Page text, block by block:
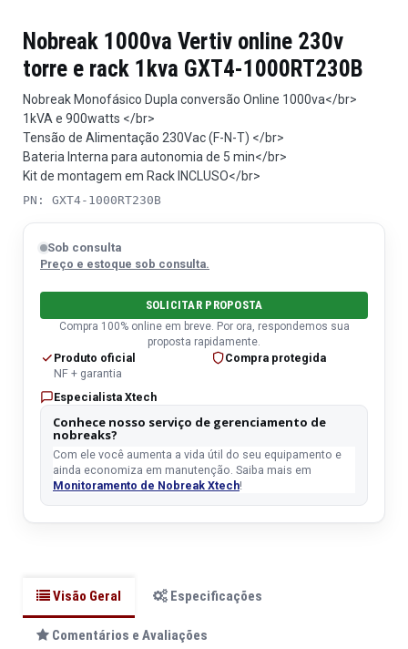
Nobreak 1000va Vertiv online 230v
torre e rack 1kva GXT4-1000RT230B
Nobreak Monofásico Dupla conversão Online 1000va</br>
1kVA e 900watts </br>
Tensão de Alimentação 230Vac (F-N-T) </br>
Bateria Interna para autonomia de 5 min</br>
Kit de montagem em Rack INCLUSO</br>
PN: GXT4-1000RT230B
Sob consulta
Preço e estoque sob consulta.
SOLICITAR PROPOSTA
Compra 100% online em breve. Por ora, respondemos sua
proposta rapidamente.
Produto oficial
NF + garantia
Compra protegida
Especialista Xtech
Conhece nosso serviço de gerenciamento de
nobreaks?
Com ele você aumenta a vida útil do seu equipamento e
ainda economiza em manutenção. Saiba mais em
Monitoramento de Nobreak Xtech!
Visão Geral Especificações
Comentários e Avaliações